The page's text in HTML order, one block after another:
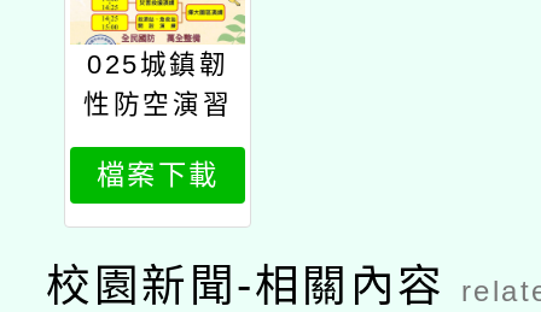
025城鎮韌
性防空演習
宣導海報
檔案下載
校園新聞-相關內容